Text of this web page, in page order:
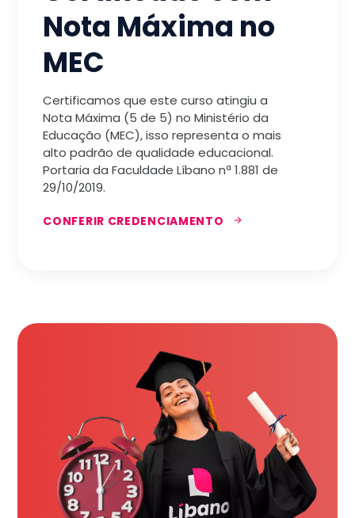
Nota Máxima no
MEC
Certificamos que este curso atingiu a
Nota Máxima (5 de 5) no Ministério da
Educação (MEC), isso representa o mais
alto padrão de qualidade educacional.
Portaria da Faculdade Líbano nª 1.881 de
29/10/2019.
CONFERIR CREDENCIAMENTO